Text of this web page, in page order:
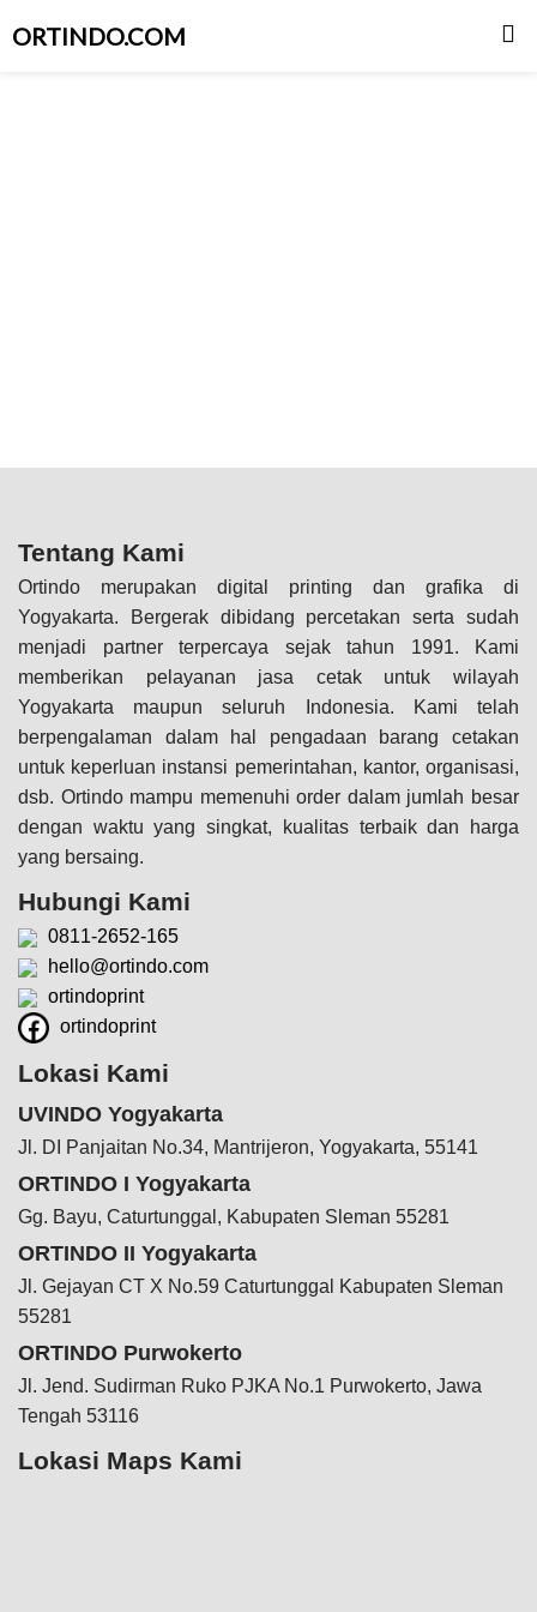
Tentang Kami
Ortindo merupakan digital printing dan grafika di
Yogyakarta. Bergerak dibidang percetakan serta sudah
menjadi partner terpercaya sejak tahun 1991. Kami
memberikan pelayanan jasa cetak untuk wilayah
Yogyakarta maupun seluruh Indonesia. Kami telah
berpengalaman dalam hal pengadaan barang cetakan
untuk keperluan instansi pemerintahan, kantor, organisasi,
dsb. Ortindo mampu memenuhi order dalam jumlah besar
dengan waktu yang singkat, kualitas terbaik dan harga
yang bersaing.
Hubungi Kami
0811-2652-165
hello@ortindo.com
ortindoprint
ortindoprint
Lokasi Kami
UVINDO Yogyakarta
Jl. DI Panjaitan No.34, Mantrijeron, Yogyakarta, 55141
ORTINDO I Yogyakarta
Gg. Bayu, Caturtunggal, Kabupaten Sleman 55281
ORTINDO II Yogyakarta
Jl. Gejayan CT X No.59 Caturtunggal Kabupaten Sleman
55281
ORTINDO Purwokerto
Jl. Jend. Sudirman Ruko PJKA No.1 Purwokerto, Jawa
Tengah 53116
Lokasi Maps Kami
ORTINDO.COM